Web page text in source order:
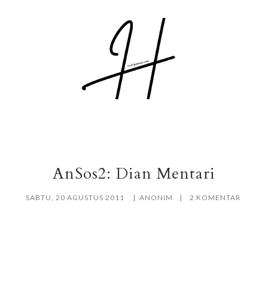
AnSos2: Dian Mentari
SABTU, 20 AGUSTUS 2011 ANONIM 2 KOMENTAR